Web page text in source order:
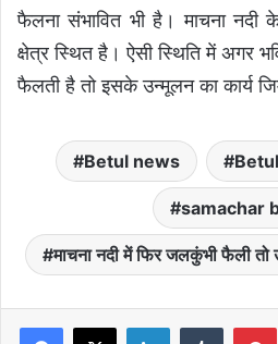
फैलना संभावित भी है। माचना
क्षेत्र स्थित है। ऐसी स्थिति में अगर
फैलती है तो इसके उन्मूलन का कार्य
Betul news
samachar
माचना नदी में फिर जलकुंभी फैली तो